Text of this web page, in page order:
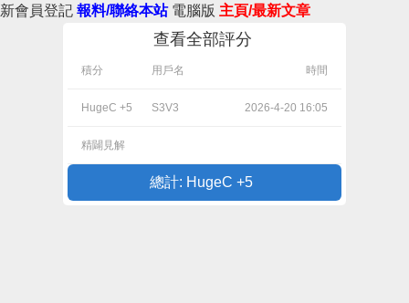
新會員登記 報料/聯絡本站 電腦版 主頁/最新文章
查看全部評分
積分 用戶名 時間
HugeC +5 S3V3 2026-4-20 16:05
精闢見解
總計: HugeC +5